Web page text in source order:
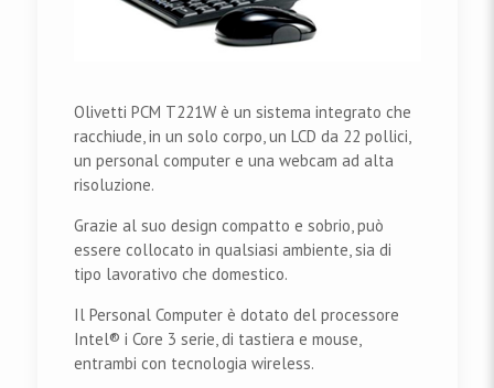
Olivetti PCM T221W è un sistema integrato che
racchiude, in un solo corpo, un LCD da 22 pollici,
un personal computer e una webcam ad alta
risoluzione.
Grazie al suo design compatto e sobrio, può
essere collocato in qualsiasi ambiente, sia di
tipo lavorativo che domestico.
Il Personal Computer è dotato del processore
Intel® i Core 3 serie, di tastiera e mouse,
entrambi con tecnologia wireless.